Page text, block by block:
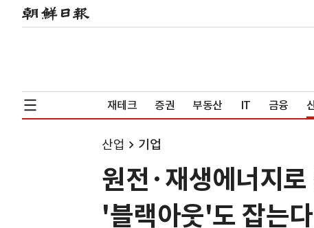
재테크 증권 부동산 IT 금융
산업 기업
원전·재생에너지
'블랙아웃'도 잡는다